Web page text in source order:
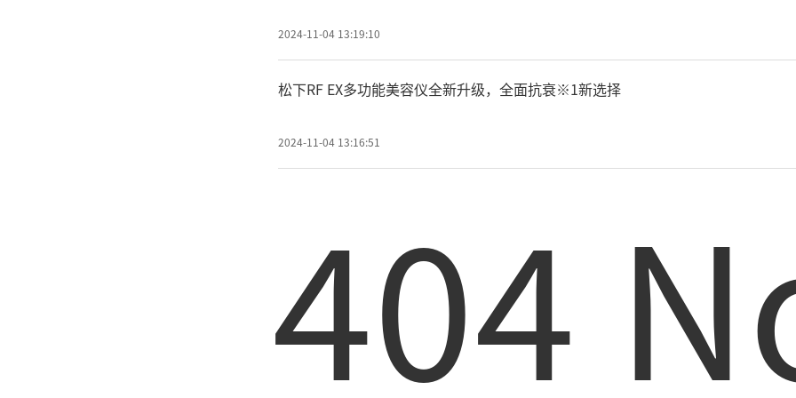
2024-11-04 13:19:10
松下RF EX多功能美容仪全新升级，全面抗衰※1新选择
2024-11-04 13:16:51
404